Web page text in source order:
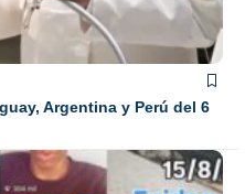
Argentina y Perú del 6